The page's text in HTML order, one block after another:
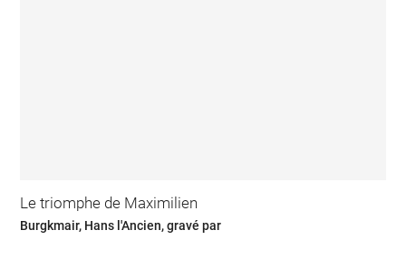
Le triomphe de Maximilien
Burgkmair, Hans l'Ancien, gravé par